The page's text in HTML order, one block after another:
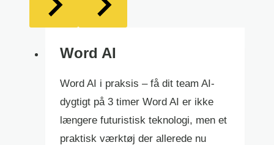
Word AI
Word AI i praksis – få dit team AI-
dygtigt på 3 timer Word AI er ikke
længere futuristisk teknologi, men et
praktisk værktøj der allerede nu